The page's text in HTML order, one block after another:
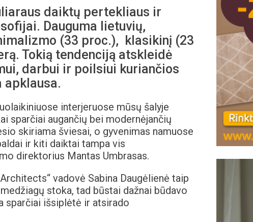
daiktų pertekliaus ir
Dauguma lietuvių,
(33 proc.), klasikinį (23
Tokią tendenciją atskleidė
darbui ir poilsiui kuriančios
apklausa.
interjeruose mūsų šalyje
sparčiai augančių bei modernėjančių
skiriama šviesai, o gyvenimas namuose
ir kiti daiktai tampa vis
direktorius Mantas Umbrasas.
vadovė Sabina Daugėlienė taip
stoka, tad būstai dažnai būdavo
sparčiai išsiplėtė ir atsirado